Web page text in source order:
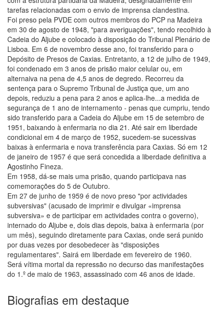
tarefas relacionadas com o envio de imprensa clandestina.
Foi preso pela PVDE com outros membros do PCP na Madeira
em 30 de agosto de 1948, "para averiguações", tendo recolhido à
Cadeia do Aljube e colocado à disposição do Tribunal Plenário de
Lisboa. Em 6 de novembro desse ano, foi transferido para o
Depósito de Presos de Caxias. Entretanto, a 12 de julho de 1949,
foi condenado em 3 anos de prisão maior celular ou, em
alternaiva na pena de 4,5 anos de degredo. Recorreu da
sentença para o Supremo Tribunal de Justiça que, um ano
depois, reduziu a pena para 2 anos e aplica-lhe...a medida de
segurança de 1 ano de internamento - penas que cumpriu, tendo
sido transferido para a Cadeia do Aljube em 15 de setembro de
1951, baixando à enfermaria no dia 21. Até sair em liberdade
condicional em 4 de março de 1952, sucedem-se sucessivas
baixas à enfermaria e nova transferência para Caxias. Só em 12
de janeiro de 1957 é que será concedida a liberdade definitiva a
Agostinho Fineza.
Em 1958, dá-se mais uma prisão, quando participava nas
comemorações do 5 de Outubro.
Em 27 de junho de 1959 é de novo preso "por actividades
subversivas" (acusado de imprimir e divulgar «imprensa
subversiva» e de participar em actividades contra o governo),
internado do Aljube e, dois dias depois, baixa à enfermaria (por
um mês), seguindo diretamente para Caxias, onde será punido
por duas vezes por desobedecer às "disposições
regulamentares". Sairá em liberdade em fevereiro de 1960.
Será vítima mortal da repressão no decurso das manifestações
do 1.º de maio de 1963, assassinado com 46 anos de idade.
Biografias em destaque